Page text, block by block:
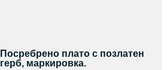
Посребрено плато с позлатен
герб, маркировка.